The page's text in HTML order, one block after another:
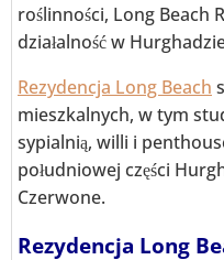
roślinności, Long Beach
działalność w
Rezydencja Long Beach
mieszkalnych, w tym
sypialnią, willi i
południowej części
Czerwone.
Rezydencja Long